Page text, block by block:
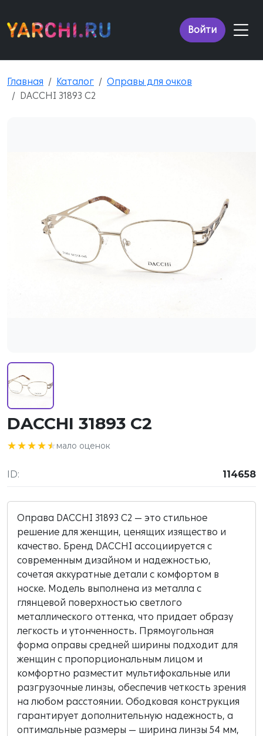
Войти
Главная Каталог
Оправы для очков
DACCHI 31893 C2
DACCHI 31893 C2
★★★★★
★★★★★мало оценок
ID: 114658
Оправа DACCHI 31893 C2 — это стильное
решение для женщин, ценящих изящество и
качество. Бренд DACCHI ассоциируется с
современным дизайном и надежностью,
сочетая аккуратные детали с комфортом в
носке. Модель выполнена из металла с
глянцевой поверхностью светлого
металлического оттенка, что придает образу
легкость и утонченность. Прямоугольная
форма оправы средней ширины подходит для
женщин с пропорциональным лицом и
комфортно разместит мультифокальные или
разгрузочные линзы, обеспечив четкость зрения
на любом расстоянии. Ободковая конструкция
гарантирует дополнительную надежность, а
оптимальные размеры — ширина линзы 54 мм,